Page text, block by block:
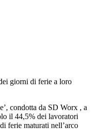
giorni di ferie a loro
condotta da SD Worx , a
il 44,5% dei lavoratori
ferie maturati nell’arco